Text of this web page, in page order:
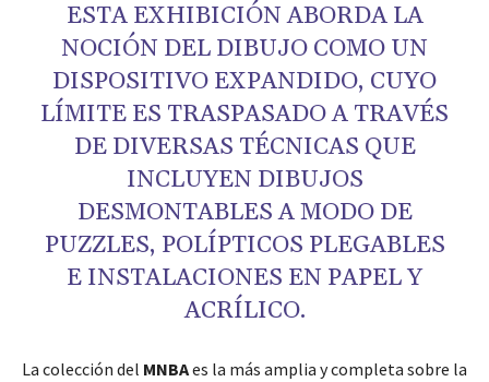
ESTA EXHIBICIÓN ABORDA LA
NOCIÓN DEL DIBUJO COMO UN
DISPOSITIVO EXPANDIDO, CUYO
LÍMITE ES TRASPASADO A TRAVÉS
DE DIVERSAS TÉCNICAS QUE
INCLUYEN DIBUJOS
DESMONTABLES A MODO DE
PUZZLES, POLÍPTICOS PLEGABLES
E INSTALACIONES EN PAPEL Y
ACRÍLICO.
La colección del MNBAes la más amplia y completa sobre la